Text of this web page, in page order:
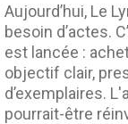
Aujourd’hui, Le
besoin d’actes.
est lancée :
objectif clair,
d’exemplaires.
pourrait-être